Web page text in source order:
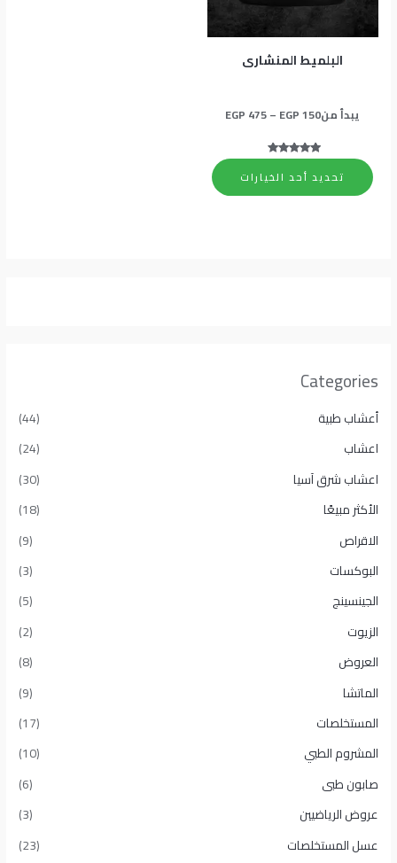
Categories
أعشاب طبية
(44)
اعشاب
(24)
اعشاب شرق آسيا
(30)
الأكثر مبيعًا​
(18)
الاقراص
(9)
البوكسات
(3)
الجينسينج
(5)
الزيوت
(2)
العروض
(8)
الماتشا
(9)
المستخلصات
(17)
المشروم الطبي
(10)
صابون طبى
(6)
عروض الرياضيين
(3)
عسل المستخلصات
(23)
البلميط المنشارى
يبدأ من EGP150
–
EGP 475
من 5
تحديد أحد الخيارات
المنتج.
يمكن